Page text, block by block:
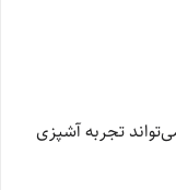
تجربه آشپزی